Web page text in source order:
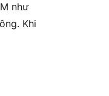
như
Khi